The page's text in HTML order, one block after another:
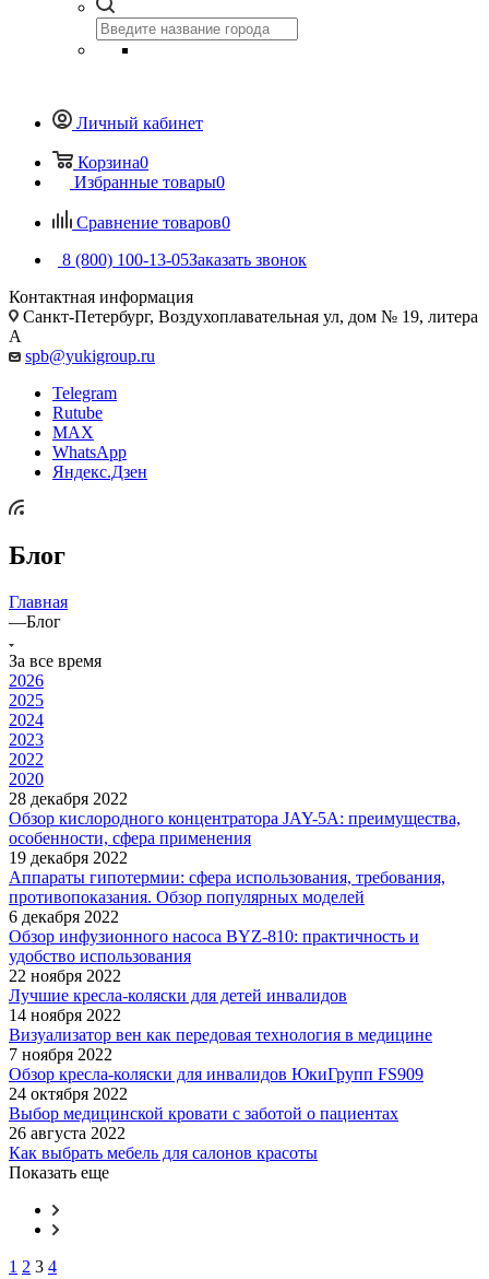
Личный кабинет
Корзина0
Избранные товары0
Сравнение товаров0
8 (800) 100-13-05Заказать звонок
Контактная информация
Санкт-Петербург, Воздухоплавательная ул, дом № 19, литера
А
spb@yukigroup.ru
Telegram
Rutube
MAX
WhatsApp
Яндекс.Дзен
Блог
Главная
—Блог
За все время
2026
2025
2024
2023
2022
2020
28 декабря 2022
Обзор кислородного концентратора JAY-5A: преимущества,
особенности, сфера применения
19 декабря 2022
Аппараты гипотермии: сфера использования, требования,
противопоказания. Обзор популярных моделей
6 декабря 2022
Обзор инфузионного насоса BYZ-810: практичность и
удобство использования
22 ноября 2022
Лучшие кресла-коляски для детей инвалидов
14 ноября 2022
Визуализатор вен как передовая технология в медицине
7 ноября 2022
Обзор кресла-коляски для инвалидов ЮкиГрупп FS909
24 октября 2022
Выбор медицинской кровати с заботой о пациентах
26 августа 2022
Как выбрать мебель для салонов красоты
Показать еще
1 2 3 4